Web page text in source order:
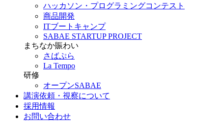
ハッカソン・プログラミングコンテスト
商品開発
ITブートキャンプ
SABAE STARTUP PROJECT
まちなか賑わい
さばぷら
La Tempo
研修
オープンSABAE
講演依頼・視察について
採用情報
お問い合わせ